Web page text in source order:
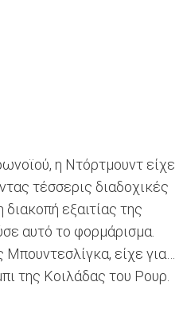
η Ντόρτμουντ είχε
τέσσερις διαδοχικές
εξαιτίας της
αυτό το φορμάρισμα.
Μπουντεσλίγκα, είχε για…
της Κοιλάδας του Ρουρ.